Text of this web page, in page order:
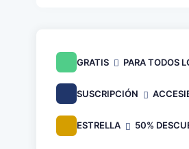
GRATIS PARA TODOS
SUSCRIPCIÓN
ESTRELLA 50%